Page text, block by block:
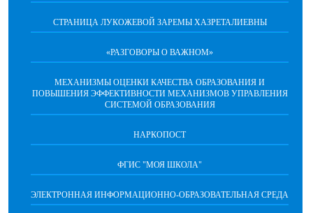
СТРАНИЦА ЛУКОЖЕВОЙ ЗАРЕМЫ ХАЗРЕТАЛИЕВНЫ
«РАЗГОВОРЫ О ВАЖНОМ»
МЕХАНИЗМЫ ОЦЕНКИ КАЧЕСТВА ОБРАЗОВАНИЯ И
ПОВЫШЕНИЯ ЭФФЕКТИВНОСТИ МЕХАНИЗМОВ УПРАВЛЕНИЯ
СИСТЕМОЙ ОБРАЗОВАНИЯ
НАРКОПОСТ
ФГИС "МОЯ ШКОЛА"
ЭЛЕКТРОННАЯ ИНФОРМАЦИОННО-ОБРАЗОВАТЕЛЬНАЯ СРЕДА